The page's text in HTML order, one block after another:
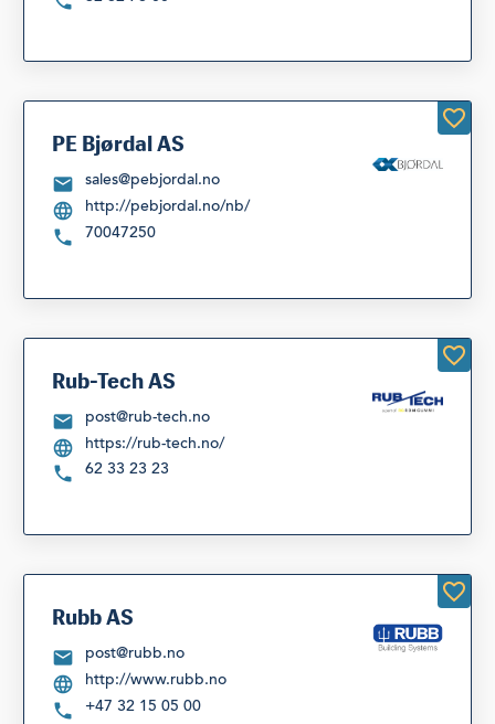
PE Bjørdal AS
sales@pebjordal.no
http://pebjordal.no/nb/
70047250
Rub-Tech AS
post@rub-tech.no
https://rub-tech.no/
62 33 23 23
Rubb AS
post@rubb.no
http://www.rubb.no
+47 32 15 05 00